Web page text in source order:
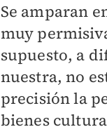
Se amparan
muy
supuesto, a
nuestra, no
precisión la
bienes